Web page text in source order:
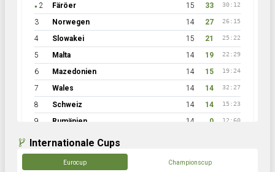
● 2 Färöer 15 33 30:12
3 Norwegen 14 27 26:15
4 Slowakei 15 21 25:22
5 Malta 14 19 22:29
6 Mazedonien 14 15 19:24
7 Wales 14 14 32:27
8 Schweiz 14 14 15:23
9 Rumänien 14 0 12:60
Internationale Cups
Eurocup Championscup